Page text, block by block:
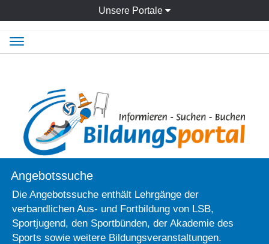
Unsere Portale
Angebotssuche
Die Angebotssuche enthält Lehrgänge der
verbandlichen Aus- und Fortbildung von LSB,
Sportjugend, den Sportbünden, der Akademie des
Sports sowie weitere Bildungsveranstaltungen.
Navigation
ein-/ausblenden